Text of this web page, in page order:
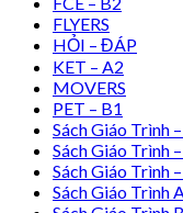
FLYERS
HỎI – ĐÁP
KET – A2
MOVERS
PET – B1
Sách Giáo Trình
Sách Giáo Trình
Sách Giáo Trình
Sách Giáo Trình